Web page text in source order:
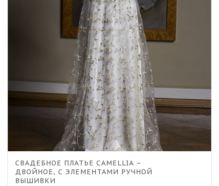
СВАДЕБНОЕ ПЛАТЬЕ CAMELLIA –
ДВОЙНОЕ, С ЭЛЕМЕНТАМИ РУЧНОЙ
ВЫШИВКИ